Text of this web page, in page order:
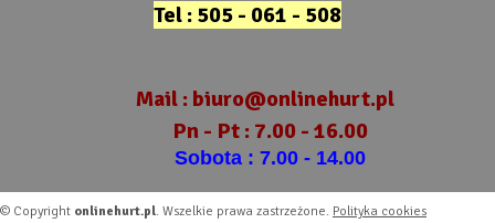
Tel : 505 - 061 - 508
Mail : biuro@onlinehurt.pl
Pn - Pt : 7.00 - 16.00
Sobota : 7.00 - 14.00
© Copyright onlinehurt.pl. Wszelkie prawa zastrzeżone. Polityka cookies